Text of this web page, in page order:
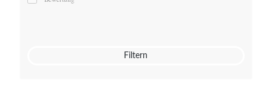
Mato von Vogelstein
Filtern